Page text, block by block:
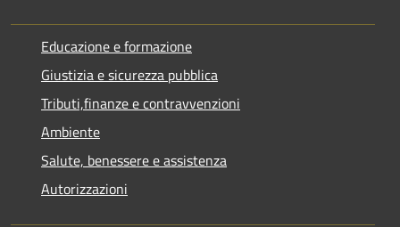
Educazione e formazione
Giustizia e sicurezza pubblica
Tributi,finanze e contravvenzioni
Ambiente
Salute, benessere e assistenza
Autorizzazioni